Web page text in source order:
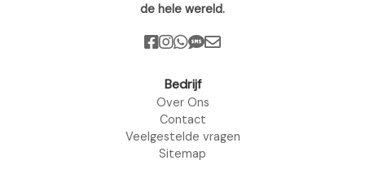
de hele wereld.
Bedrijf
Over Ons
Contact
Veelgestelde vragen
Sitemap